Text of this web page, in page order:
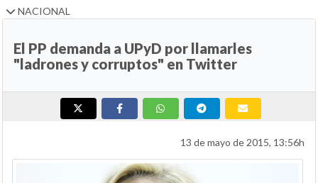
NACIONAL
El PP demanda a UPyD por llamarles
"ladrones y corruptos" en Twitter
13 de mayo de 2015, 13:56h